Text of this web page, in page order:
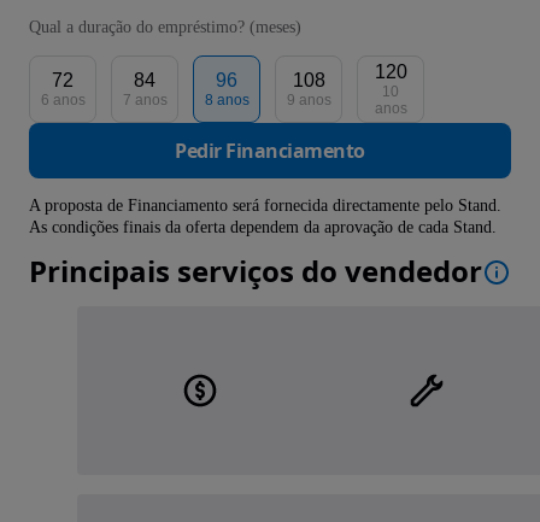
Qual a duração do empréstimo? (meses)
72
6 anos
84
7 anos
96
8 anos
108
9 anos
120
10
anos
Pedir Financiamento
A proposta de Financiamento será fornecida directamente pelo Stand.
As condições finais da oferta dependem da aprovação de cada Stand.
Principais serviços do vendedor